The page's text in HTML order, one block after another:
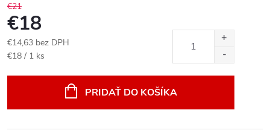
€21
€18
€14,63 bez DPH
Jednotková
€18 / 1 ks
PRIDAŤ DO KOŠÍKA